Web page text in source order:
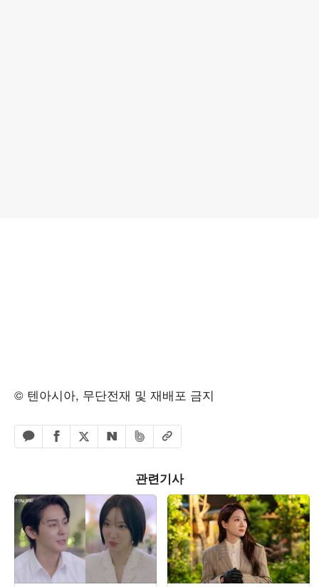
© 텐아시아, 무단전재 및 재배포 금지
카카오톡 공유하기
페이스북 공유하기
엑스 공유하기
네이버 공유하기
밴드 공유하기
URL복사
관련기사